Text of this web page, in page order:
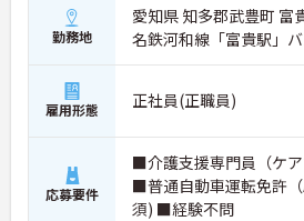
勤務地
愛知県 知多郡武豊町 富
名鉄河和線「富貴駅」
雇用形態 正社員(正職員)
応募要件
■介護支援専門員（ケ
■普通自動車運転免許
須) ■経験不問